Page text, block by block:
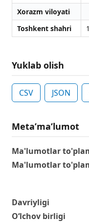
Xorazm viloyati
Toshkent shahri
Yuklab olish
CSV JSON
Metaʼmaʼlumot
Ma'lumotlar
Ma'lumotlar
Davriyligi
O‘lchov birligi